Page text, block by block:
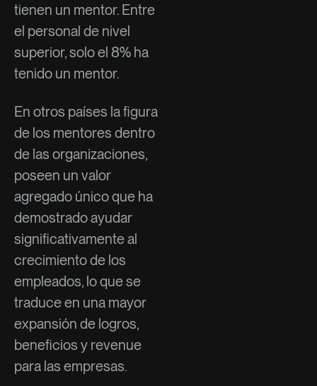
tienen un mentor. Entre
el personal de nivel
superior, solo el 8% ha
tenido un mentor.
En otros países la figura
de los mentores dentro
de las organizaciones,
poseen un valor
agregado único que ha
demostrado ayudar
significativamente al
crecimiento de los
empleados, lo que se
traduce en una mayor
expansión de logros,
beneficios y revenue
para las empresas.